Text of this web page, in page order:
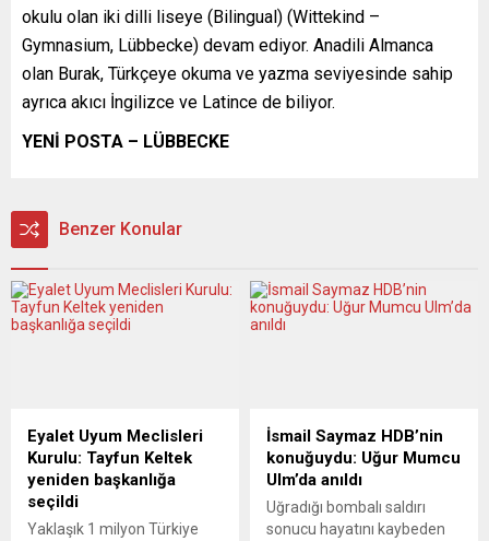
okulu olan iki dilli liseye (Bilingual) (Wittekind –
Gymnasium, Lübbecke) devam ediyor. Anadili Almanca
olan Burak, Türkçeye okuma ve yazma seviyesinde sahip
ayrıca akıcı İngilizce ve Latince de biliyor.
YENİ POSTA – LÜBBECKE
Benzer Konular
Eyalet Uyum Meclisleri
Kurulu: Tayfun Keltek
yeniden başkanlığa
seçildi
Yaklaşık 1 milyon Türkiye
İsmail Saymaz HDB’nin
konuğuydu: Uğur Mumcu
Ulm’da anıldı
Uğradığı bombalı saldırı
sonucu hayatını kaybeden